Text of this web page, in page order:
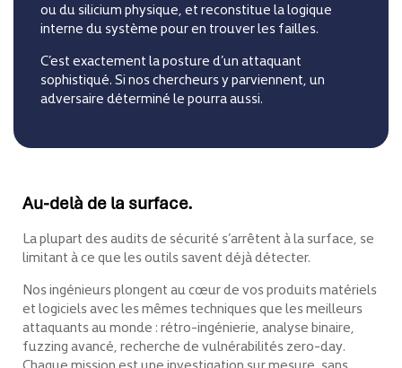
ou du silicium physique, et reconstitue la logique
interne du système pour en trouver les failles.
C’est exactement la posture d’un attaquant
sophistiqué. Si nos chercheurs y parviennent, un
adversaire déterminé le pourra aussi.
Au-delà de la surface.
La plupart des audits de sécurité s’arrêtent à la surface, se
limitant à ce que les outils savent déjà détecter.
Nos ingénieurs plongent au cœur de vos produits matériels
et logiciels avec les mêmes techniques que les meilleurs
attaquants au monde : rétro-ingénierie, analyse binaire,
fuzzing avancé, recherche de vulnérabilités zero-day.
Chaque mission est une investigation sur mesure, sans